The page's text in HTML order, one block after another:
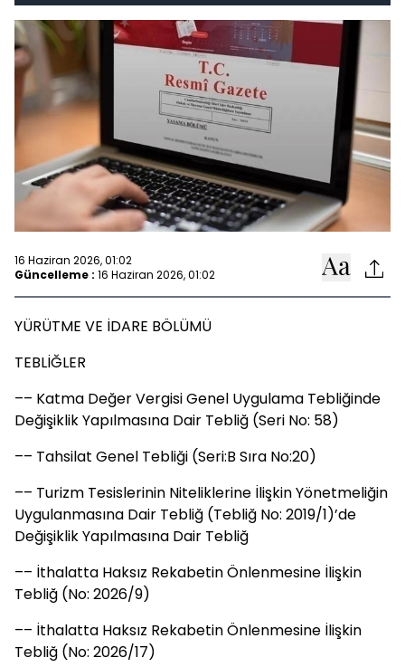
16 Haziran 2026, 01:02
Güncelleme : 16 Haziran 2026, 01:02
YÜRÜTME VE İDARE BÖLÜMÜ
TEBLİĞLER
–– Katma Değer Vergisi Genel Uygulama Tebliğinde
Değişiklik Yapılmasına Dair Tebliğ (Seri No: 58)
–– Tahsilat Genel Tebliği (Seri:B Sıra No:20)
–– Turizm Tesislerinin Niteliklerine İlişkin Yönetmeliğin
Uygulanmasına Dair Tebliğ (Tebliğ No: 2019/1)’de
Değişiklik Yapılmasına Dair Tebliğ
–– İthalatta Haksız Rekabetin Önlenmesine İlişkin
Tebliğ (No: 2026/9)
–– İthalatta Haksız Rekabetin Önlenmesine İlişkin
Tebliğ (No: 2026/17)